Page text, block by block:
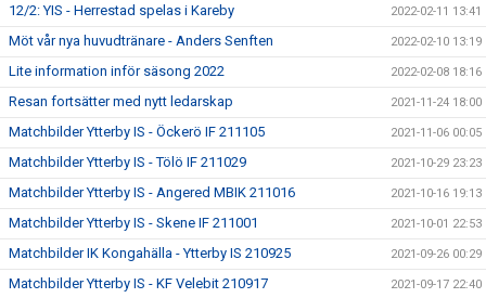
12/2: YIS - Herrestad spelas i Kareby 2022-02-11 13:41
Möt vår nya huvudtränare - Anders Senften 2022-02-10 13:19
Lite information inför säsong 2022 2022-02-08 18:16
Resan fortsätter med nytt ledarskap 2021-11-24 18:00
Matchbilder Ytterby IS - Öckerö IF 211105 2021-11-06 00:05
Matchbilder Ytterby IS - Tölö IF 211029 2021-10-29 23:23
Matchbilder Ytterby IS - Angered MBIK 211016 2021-10-16 19:13
Matchbilder Ytterby IS - Skene IF 211001 2021-10-01 22:53
Matchbilder IK Kongahälla - Ytterby IS 210925 2021-09-26 00:29
Matchbilder Ytterby IS - KF Velebit 210917 2021-09-17 22:40